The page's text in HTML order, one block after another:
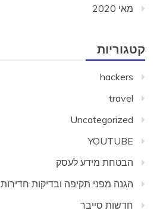
מאי 2020
קטגוריות
hackers
travel
Uncategorized
YOUTUBE
הבטחת מידע לעסק
הגנה מפני תקיפה ובדיקות חדירות
חדשות סייבר